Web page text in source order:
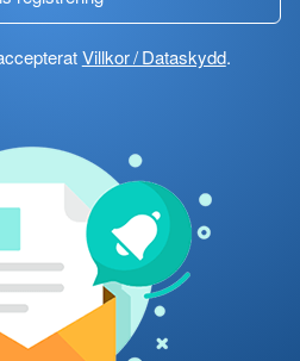
Villkor / Dataskydd.